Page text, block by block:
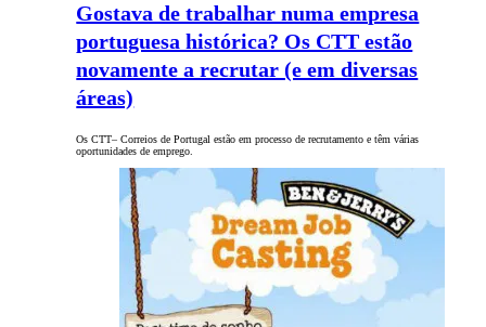
Gostava de trabalhar numa empresa
portuguesa histórica? Os CTT estão
novamente a recrutar (e em diversas
áreas)
Os CTT– Correios de Portugal estão em processo de recrutamento e têm várias
oportunidades de emprego.